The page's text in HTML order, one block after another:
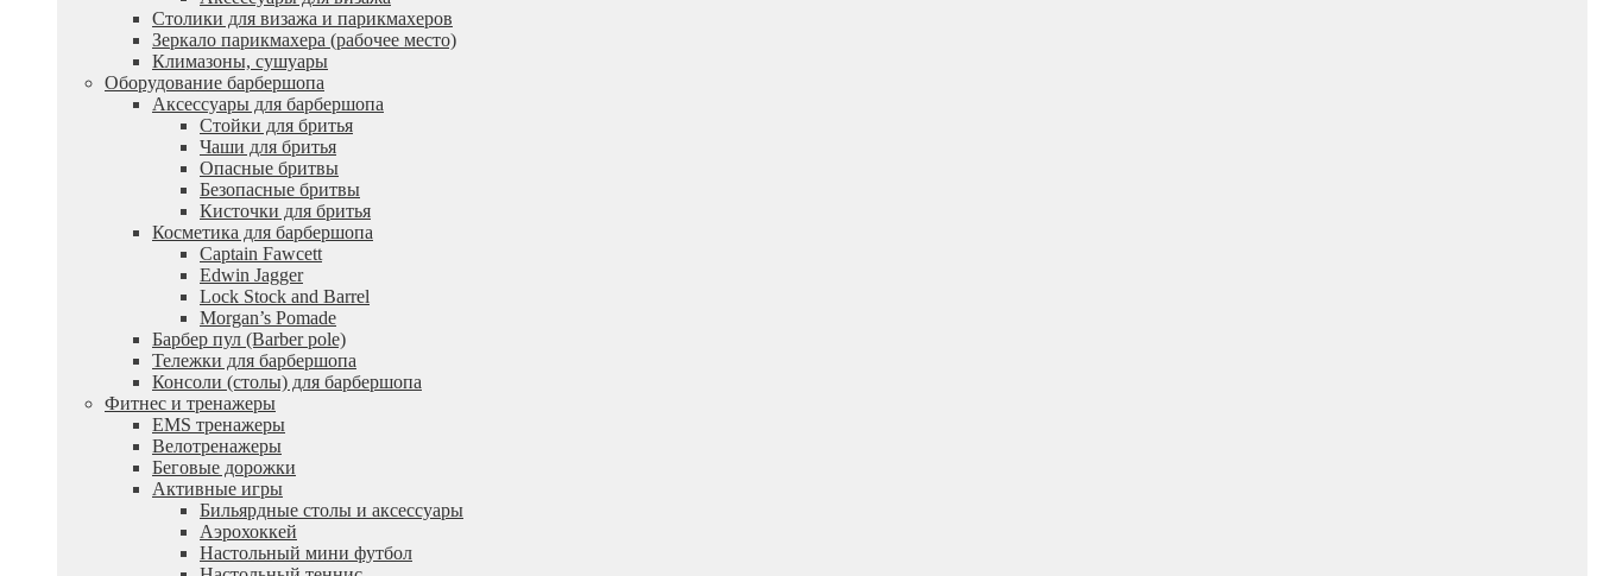
Столики для визажа и парикмахеров
Зеркало парикмахера (рабочее место)
Климазоны, сушуары
Оборудование барбершопа
Аксессуары для барбершопа
Стойки для бритья
Чаши для бритья
Опасные бритвы
Безопасные бритвы
Кисточки для бритья
Косметика для барбершопа
Captain Fawcett
Edwin Jagger
Lock Stock and Barrel
Morgan’s Pomade
Барбер пул (Barber pole)
Тележки для барбершопа
Консоли (столы) для барбершопа
Фитнес и тренажеры
EMS тренажеры
Велотренажеры
Беговые дорожки
Активные игры
Бильярдные столы и аксессуары
Аэрохоккей
Настольный мини футбол